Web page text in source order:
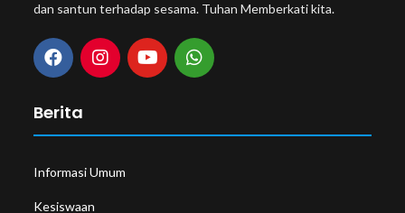
dan santun terhadap sesama. Tuhan Memberkati kita.
Berita
Informasi Umum
Kesiswaan